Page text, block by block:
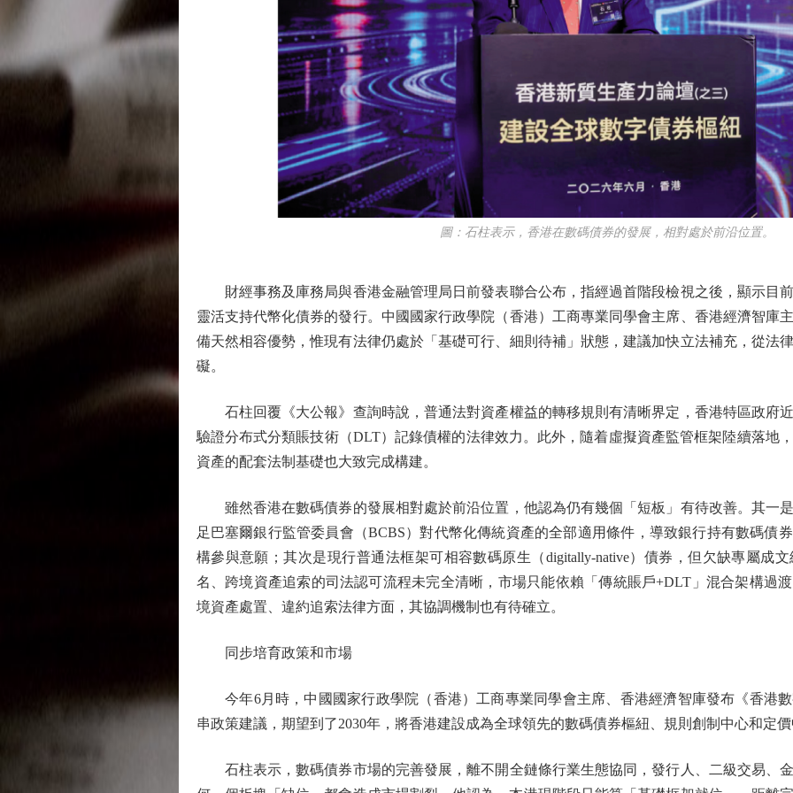
圖：石柱表示，香港在數碼債券的發展，相對處於前沿位置。
財經事務及庫務局與香港金融管理局日前發表聯合公布，指經過首階段檢視之後，顯示目
靈活支持代幣化債券的發行。中國國家行政學院（香港）工商專業同學會主席、香港經濟智庫
備天然相容優勢，惟現有法律仍處於「基礎可行、細則待補」狀態，建議加快立法補充，從法
礙。
石柱回覆《大公報》查詢時說，普通法對資產權益的轉移規則有清晰界定，香港特區政府
驗證分布式分類賬技術（DLT）記錄債權的法律效力。此外，隨着虛擬資產監管框架陸續落地
資產的配套法制基礎也大致完成構建。
雖然香港在數碼債券的發展相對處於前沿位置，他認為仍有幾個「短板」有待改善。其一
足巴塞爾銀行監管委員會（BCBS）對代幣化傳統資產的全部適用條件，導致銀行持有數碼債
構參與意願；其次是現行普通法框架可相容數碼原生（digitally-native）債券，但欠缺專屬成
名、跨境資產追索的司法認可流程未完全清晰，市場只能依賴「傳統賬戶+DLT」混合架構過
境資產處置、違約追索法律方面，其協調機制也有待確立。
同步培育政策和市場
今年6月時，中國國家行政學院（香港）工商專業同學會主席、香港經濟智庫發布《香港
串政策建議，期望到了2030年，將香港建設成為全球領先的數碼債券樞紐、規則創制中心和定
石柱表示，數碼債券市場的完善發展，離不開全鏈條行業生態協同，發行人、二級交易、